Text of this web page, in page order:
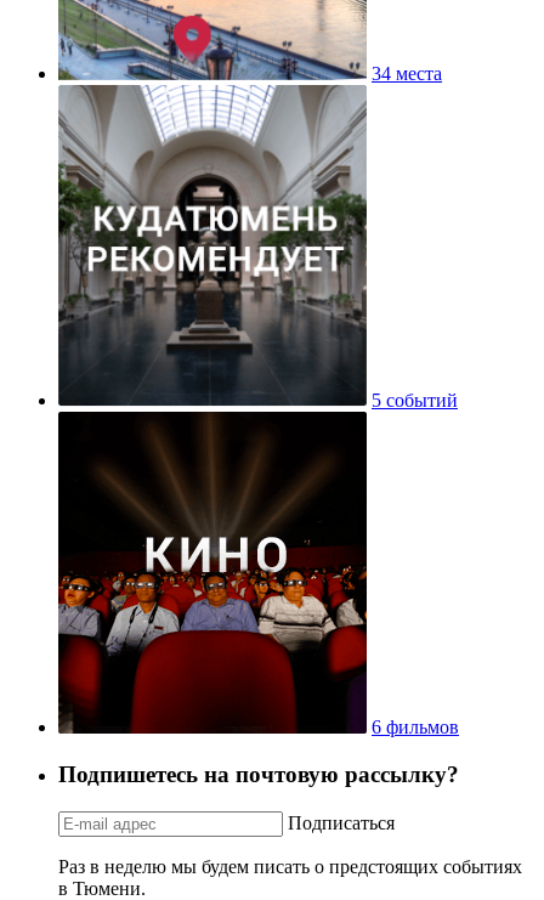
34 места
5 событий
6 фильмов
Подпишетесь на почтовую рассылку?
Подписаться
Раз в неделю мы будем писать о предстоящих событиях
в Тюмени.